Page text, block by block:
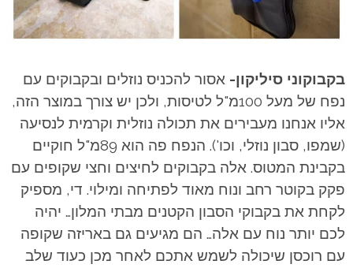
בקבוקוני סיליקון- אסור להכניס נוזלים ובקבוקים עם
נפח של מעל 100מ"ל לטיסות, ולכן יש צורך במוצר הזה,
אליו אנחנו מעבירים את תכולה נוזלית וקרמית לנסיעה
(שמפו, סבון נוזלי, וכו'). הנפח פה הוא 89מ"ל חוקיים
בקבינת המטוס. אלה בקבוקים לחיצים וחצי שקופים עם
פקק בקוטר רחב ונוח מאוד לפתיחה ומילוי. די, מספיק
לקחת את בקבוקי הסבון הקטנים מבתי המלון… יהיה
לכם יותר נוח עם אלה… הם מגיעים גם באריזה שקופה
עם רוכסן שיכולה לשמש אתכם לאחר מכן כעוד שלב